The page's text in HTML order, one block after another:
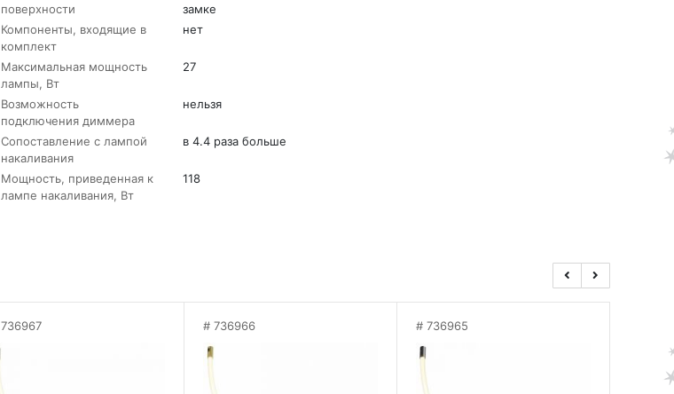
поверхности
замке
Компоненты, входящие в
комплект
нет
Максимальная мощность
лампы, Вт
27
Возможность
подключения диммера
нельзя
Сопоставление с лампой
накаливания
в 4.4 раза больше
Мощность, приведенная к
лампе накаливания, Вт
118
736967 736966 736965